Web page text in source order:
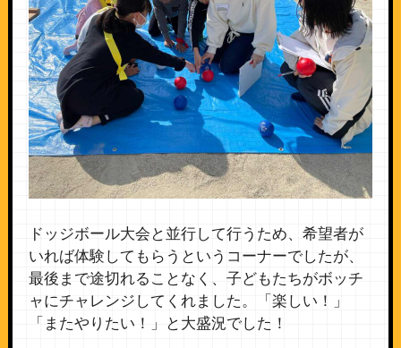
ドッジボール大会と並行して行うため、希望者が
いれば体験してもらうというコーナーでしたが、
最後まで途切れることなく、子どもたちがボッチ
ャにチャレンジしてくれました。「楽しい！」
「またやりたい！」と大盛況でした！